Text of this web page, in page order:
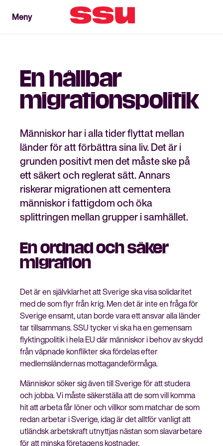
Stäng
MenyMeny
En hållbar
migrationspolitik
Människor har i alla tider flyttat mellan
länder för att förbättra sina liv. Det är i
grunden positivt men det måste ske på
ett säkert och reglerat sätt. Annars
riskerar migrationen att cementera
människor i fattigdom och öka
splittringen mellan grupper i samhället.
En ordnad och säker
migration
Det är en självklarhet att Sverige ska visa solidaritet
med de som flyr från krig. Men det är inte en fråga för
Sverige ensamt, utan borde vara ett ansvar alla länder
tar tillsammans. SSU tycker vi ska ha en gemensam
flyktingpolitik i hela EU där människor i behov av skydd
från väpnade konflikter ska fördelas efter
medlemsländernas mottagandeförmåga.
Människor söker sig även till Sverige för att studera
och jobba. Vi måste säkerställa att de som vill komma
hit att arbeta får löner och villkor som matchar de som
redan arbetar i Sverige, idag är det alltför vanligt att
utländsk arbetskraft utnyttjas nästan som slavarbetare
för att minska företagens kostnader.